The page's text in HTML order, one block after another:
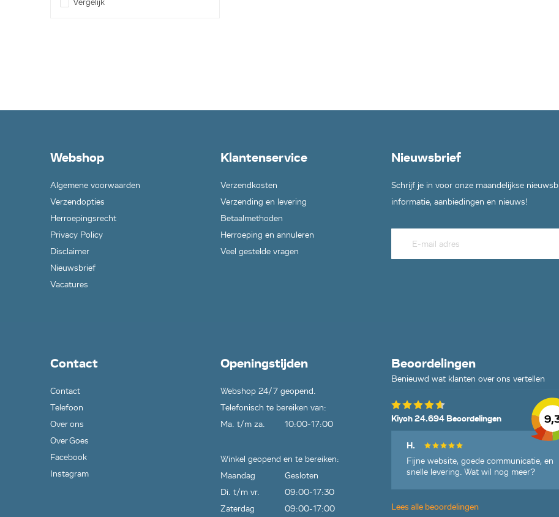
Vergelijk
Webshop
Algemene voorwaarden
Verzendopties
Herroepingsrecht
Privacy Policy
Disclaimer
Nieuwsbrief
Vacatures
Klantenservice
Verzendkosten
Verzending en levering
Betaalmethoden
Herroeping en annuleren
Veel gestelde vragen
Nieuwsbrief
Schrijf je in voor onze maandelijkse
informatie, aanbiedingen en nieuws!
Contact
Contact
Telefoon
Over ons
Over Goes
Facebook
Instagram
Openingstijden
Webshop 24/7 geopend.
Telefonisch te bereiken van:
Ma. t/m za.
10:00-17:00
Winkel geopend en te bereiken:
Maandag
Gesloten
Di. t/m vr.
09:00-17:30
Zaterdag
09:00-17:00
Beoordelingen
Benieuwd wat klanten over ons vertellen
Kiyoh 24.694 Beoordelingen
H.
Fijne website, goede communicatie, en
snelle levering. Wat wil nog meer?
Lees alle beoordelingen